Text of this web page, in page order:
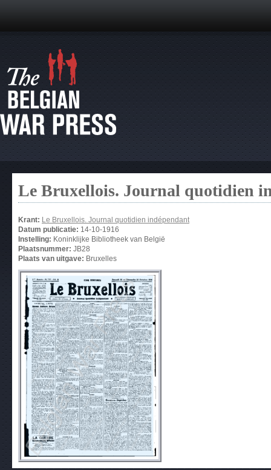
Le Bruxellois. Journal quotidien
Krant: Le Bruxellois. Journal quotidien indépendant
Datum publicatie: 14-10-1916
Instelling: Koninklijke Bibliotheek van België
Plaatsnummer: JB28
Plaats van uitgave: Bruxelles